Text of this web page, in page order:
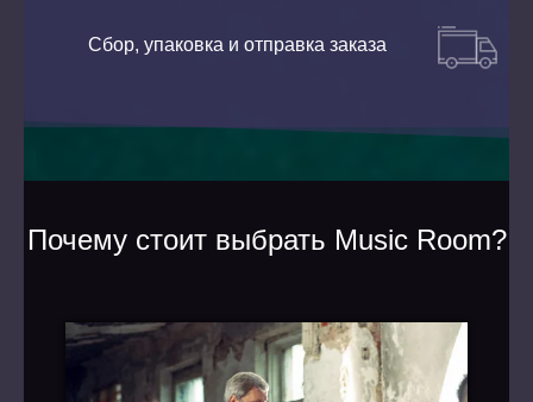
Сбор, упаковка и отправка заказа
Почему стоит выбрать Music Room?